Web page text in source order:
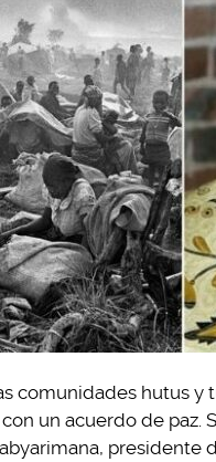
comunidades hutus
un acuerdo de paz.
presidente